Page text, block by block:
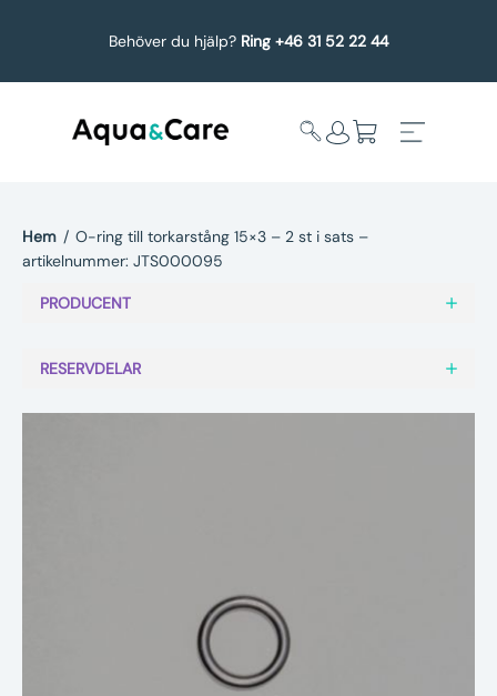
Behöver du hjälp? Ring +46 31 52 22 44
Kontakt
Hem / O-ring till torkarstång 15×3 – 2 st i sats –
artikelnummer: JTS000095
PRODUCENT
RESERVDELAR